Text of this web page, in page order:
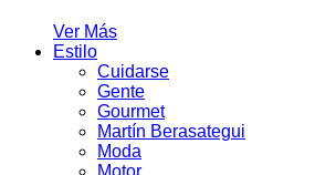
Ver Más
Estilo
Cuidarse
Gente
Gourmet
Martín Berasategui
Moda
Motor